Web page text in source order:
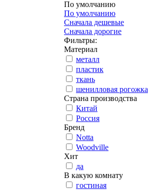
По умолчанию
По умолчанию
Сначала дешевые
Сначала дорогие
Фильтры:
Материал
металл
пластик
ткань
шенилловая рогожка
Страна производства
Китай
Россия
Бренд
Notta
Woodville
Хит
да
В какую комнату
гостиная